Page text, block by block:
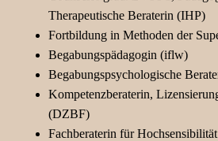
Therapeutische Beraterin (IHP)
Fortbildung in Methoden der
Begabungspädagogin (iflw)
Begabungspsychologische
Kompetenzberaterin,
(DZBF)
Fachberaterin für